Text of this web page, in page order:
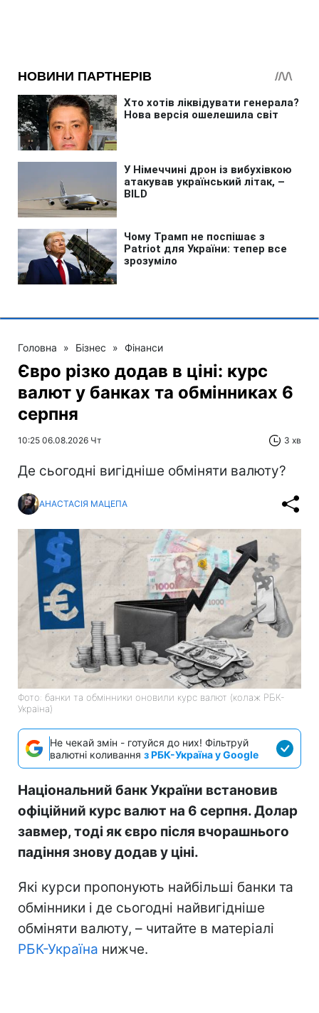
Головна » Бізнес » Фінанси
Євро різко додав в ціні: курс
валют у банках та обмінниках 6
серпня
10:25 06.08.2026 Чт 3 хв
Де сьогодні вигідніше обміняти валюту?
АНАСТАСІЯ МАЦЕПА
Фото: банки та обмінники оновили курс валют (колаж РБК-
Україна)
Не чекай змін - готуйся до них! Фільтруй
валютні коливання з РБК-Україна у Google
Національний банк України встановив
офіційний курс валют на 6 серпня. Долар
завмер, тоді як євро після вчорашнього
падіння знову додав у ціні.
Які курси пропонують найбільші банки та
обмінники і де сьогодні найвигідніше
обміняти валюту, – читайте в матеріалі
РБК-Україна нижче.